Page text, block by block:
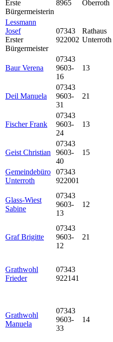
Erste
Bürgermeisterin
8965
Oberroth
Lessmann
Josef
Erster
Bürgermeister
07343
922002
Rathaus
Unterroth
Baur Verena
07343
9603-
16
13
Deil Manuela
07343
9603-
31
21
Fischer Frank
07343
9603-
24
13
Geist Christian
07343
9603-
40
15
Gemeindebüro
Unterroth
07343
922001
Glass-Wiest
Sabine
07343
9603-
13
12
Graf Brigitte
07343
9603-
12
21
Grathwohl
Frieder
07343
922141
Grathwohl
Manuela
07343
9603-
33
14